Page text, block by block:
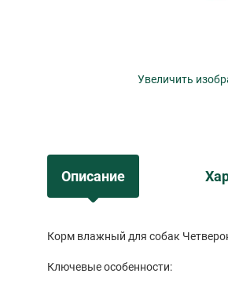
Увеличить
Описание
Корм влажный для собак
Ключевые особенности: